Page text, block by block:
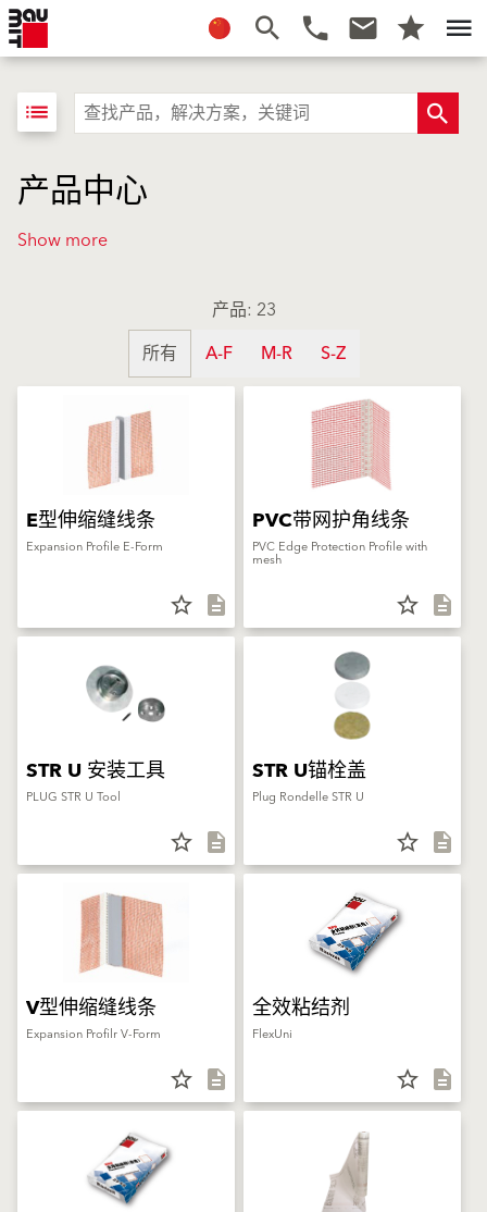
list
产品中心
Show more
产品: 23
所有
A-F M-R S-Z
E型伸缩缝线条
Expansion Profile E-Form
star_border description
PVC带网护角线条
PVC Edge Protection Profile with
mesh
star_border description
STR U 安装工具
PLUG STR U Tool
star_border description
STR U锚栓盖
Plug Rondelle STR U
star_border description
V型伸缩缝线条
Expansion Profilr V-Form
star_border description
全效粘结剂
FlexUni
star_border description